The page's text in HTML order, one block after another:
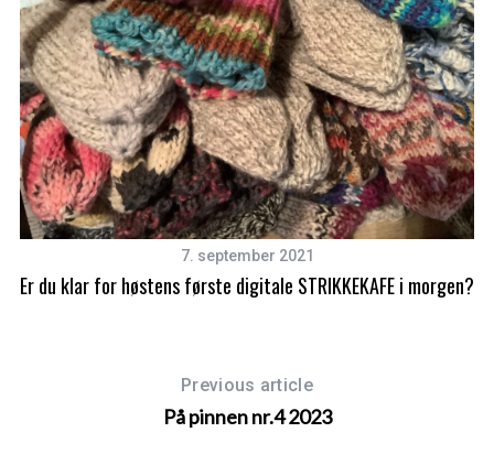
7. september 2021
Er du klar for høstens første digitale STRIKKEKAFE i morgen?
Previous article
På pinnen nr.4 2023
a
r
c
h
f
o
r
: